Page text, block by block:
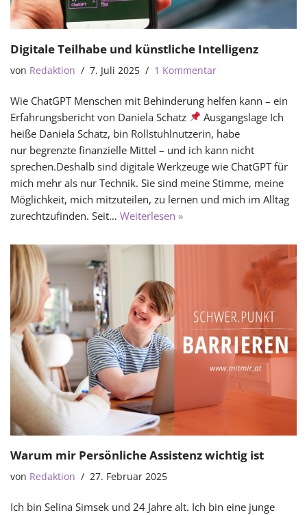
Digitale Teilhabe und künstliche Intelligenz
von Redaktion 7. Juli 2025 1 Kommentar
Wie ChatGPT Menschen mit Behinderung helfen kann – ein
Erfahrungsbericht von Daniela Schatz
Ausgangslage Ich
heiße Daniela Schatz, bin Rollstuhlnutzerin, habe
nur begrenzte finanzielle Mittel – und ich kann nicht
sprechen.Deshalb sind digitale Werkzeuge wie ChatGPT für
mich mehr als nur Technik. Sie sind meine Stimme, meine
Möglichkeit, mich mitzuteilen, zu lernen und mich im Alltag
zurechtzufinden. Seit… Weiterlesen »
Warum mir Persönliche Assistenz wichtig ist
von Redaktion 27. Februar 2025
Ich bin Selina Simsek und 24 Jahre alt. Ich bin eine junge